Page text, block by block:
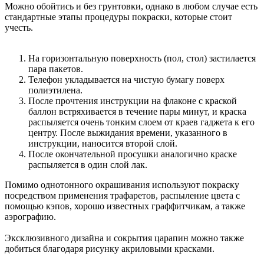
Можно обойтись и без грунтовки, однако в любом случае есть
стандартные этапы процедуры покраски, которые стоит
учесть.
На горизонтальную поверхность (пол, стол) застилается
пара пакетов.
Телефон укладывается на чистую бумагу поверх
полиэтилена.
После прочтения инструкции на флаконе с краской
баллон встряхивается в течение пары минут, и краска
распыляется очень тонким слоем от краев гаджета к его
центру. После выжидания времени, указанного в
инструкции, наносится второй слой.
После окончательной просушки аналогично краске
распыляется в один слой лак.
Помимо однотонного окрашивания используют покраску
посредством применения трафаретов, распыление цвета с
помощью кэпов, хорошо известных граффитчикам, а также
аэрографию.
Эксклюзивного дизайна и сокрытия царапин можно также
добиться благодаря рисунку акриловыми красками.